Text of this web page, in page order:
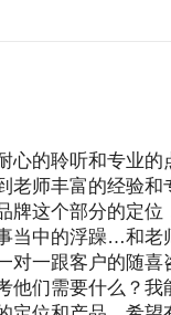
打败300万营销案
业精神》 、《
再造之力》 、 《
家地区，走访日本
晚的酒店
心的聆听和专业的
老师丰富的经验和
牌这个部分的定位
当中的浮躁…和老
对一跟客户的随喜
他们需要什么？我